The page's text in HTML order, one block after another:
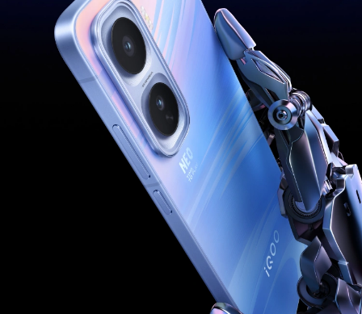
X300 Ultra X300s
Y600 Turbo Y600 Pro
Y60
iQOO Z11i iQOO 15T
iQOO Z11x
vivo TWS 5 Pro vivo Pad6 Pro